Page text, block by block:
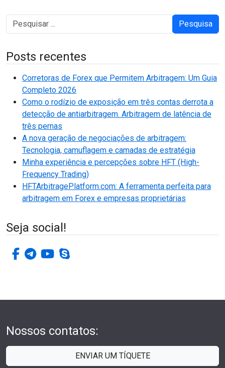
Pesquisa
Posts recentes
Corretoras de Forex que Permitem Arbitragem: Um Guia
Completo 2026
Como o rodízio de exposição em três contas derrota a
detecção de antiarbitragem. Arbitragem de latência de
três pernas
A nova geração de negociações de arbitragem:
Tecnologia, camuflagem e camadas de estratégia
Minha experiência e percepções sobre HFT (High-
Frequency Trading)
HFTArbitragePlatform.com: A ferramenta perfeita para
arbitragem em Forex e empresas proprietárias
Seja social!
facebook-f
telegrama
youtubeskype
Nossos contatos:
ENVIAR UM TÍQUETE